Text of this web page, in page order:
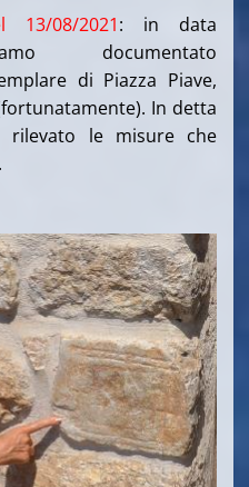
13/08/2021: in data
documentato
di Piazza Piave,
In detta
rilevato le misure che